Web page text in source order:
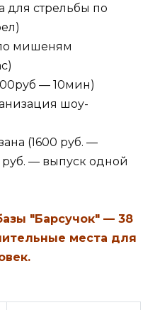
для стрельбы по
по мишеням
— 10мин)
шоу-
(1600 руб. —
руб. — выпуск одной
"Барсучок" — 38
места для